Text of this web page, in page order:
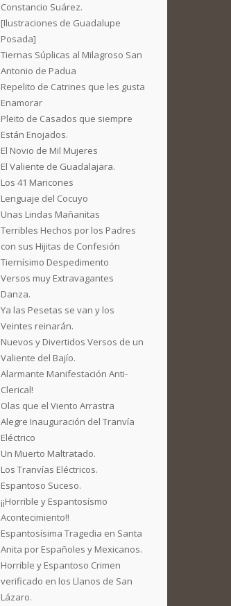
Constancio Suárez.
[Ilustraciones de Guadalupe
Posada]
Tiernas Súplicas al Milagroso San
Antonio de Padua
Repelito de Catrines que les gusta
Enamorar
Pleito de Casados que siempre
Están Enojados.
El Novio de Mil Mujeres
El Valiente de Guadalajara.
Los 41 Maricones
Lenguaje del Cocuyo
Unas Lindas Mañanitas
Terribles Hechos por los Padres
con sus Hijitas de Confesión
Tiernísimo Despedimento
Versos muy Extravagantes
Danza.
Ya las Pesetas se van y los
Veintes reinarán.
Nuevos y Divertidos Versos de un
Valiente del Bajío.
Alarmante Manifestación Anti-
Clerical!
Olas que el Viento Arrastra
Alegre Inauguración del Tranvía
Eléctrico
Un Muerto Maltratado.
Los Tranvías Eléctricos.
Espantoso Suceso.
¡¡Horrible y Espantosísmo
Acontecimiento!!
Espantosísima Tragedia en Santa
Anita por Españoles y Mexicanos.
Horrible y Espantoso Crimen
verificado en los Llanos de San
Lázaro.